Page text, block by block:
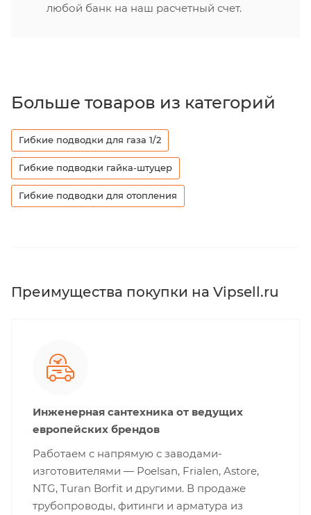
любой банк на наш расчетный счет.
Больше товаров из категорий
Гибкие подводки для газа 1/2
Гибкие подводки гайка-штуцер
Гибкие подводки для отопления
Преимущества покупки на Vipsell.ru
Инженерная сантехника от ведущих
европейских брендов
Работаем с напрямую с заводами-
изготовителями — Poelsan, Frialen, Astore,
NTG, Turan Borfit и другими. В продаже
трубопроводы, фитинги и арматура из